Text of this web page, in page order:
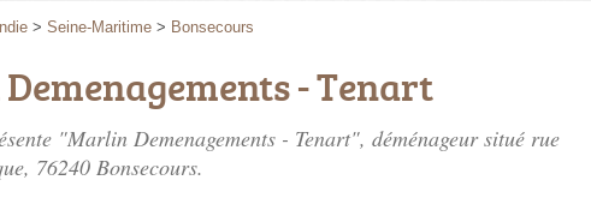
> Seine-Maritime > Bonsecours
- Tenart
"Marlin Demenagements - Tenart", déménageur situé rue
, 76240 Bonsecours.